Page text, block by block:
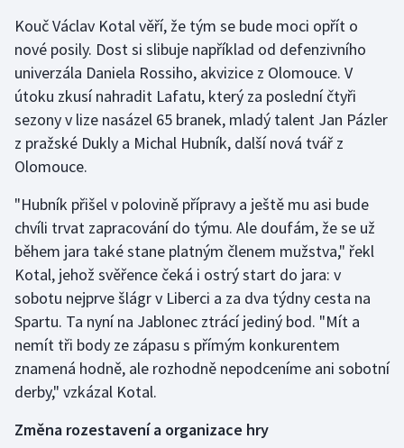
Kouč Václav Kotal věří, že tým se bude moci opřít o
nové posily. Dost si slibuje například od defenzivního
univerzála Daniela Rossiho, akvizice z Olomouce. V
útoku zkusí nahradit Lafatu, který za poslední čtyři
sezony v lize nasázel 65 branek, mladý talent Jan Pázler
z pražské Dukly a Michal Hubník, další nová tvář z
Olomouce.
"Hubník přišel v polovině přípravy a ještě mu asi bude
chvíli trvat zapracování do týmu. Ale doufám, že se už
během jara také stane platným členem mužstva," řekl
Kotal, jehož svěřence čeká i ostrý start do jara: v
sobotu nejprve šlágr v Liberci a za dva týdny cesta na
Spartu. Ta nyní na Jablonec ztrácí jediný bod. "Mít a
nemít tři body ze zápasu s přímým konkurentem
znamená hodně, ale rozhodně nepodceníme ani sobotní
derby," vzkázal Kotal.
Změna rozestavení a organizace hry